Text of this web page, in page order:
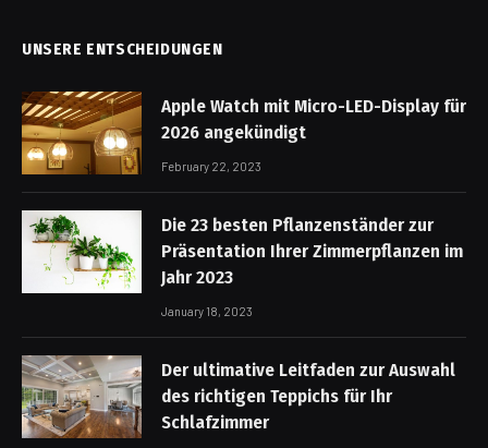
UNSERE ENTSCHEIDUNGEN
Apple Watch mit Micro-LED-Display für
2026 angekündigt
February 22, 2023
Die 23 besten Pflanzenständer zur
Präsentation Ihrer Zimmerpflanzen im
Jahr 2023
January 18, 2023
Der ultimative Leitfaden zur Auswahl
des richtigen Teppichs für Ihr
Schlafzimmer